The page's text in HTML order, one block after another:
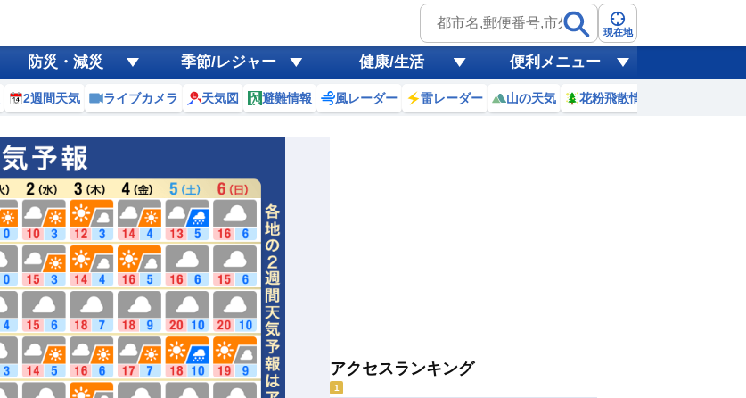
現在地
防災・減災 季節/レジャー 健康/生活 便利メニュー
2週間天気 ライブカメラ 天気図 避難情報 風レーダー 雷レーダー 山の天気 花粉飛散情報
アクセスランキング
1